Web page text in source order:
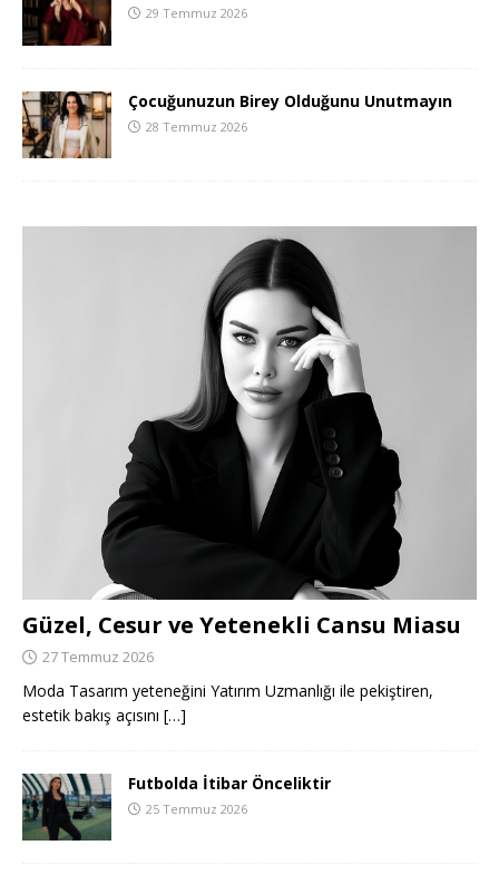
29 Temmuz 2026
Çocuğunuzun Birey Olduğunu Unutmayın
28 Temmuz 2026
Güzel, Cesur ve Yetenekli Cansu Miasu
27 Temmuz 2026
Moda Tasarım yeteneğini Yatırım Uzmanlığı ile pekiştiren,
estetik bakış açısını […]
Futbolda İtibar Önceliktir
25 Temmuz 2026